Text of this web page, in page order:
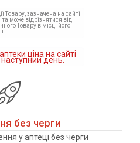
Товару, зазначена на сайті
може відрізнятися від
Товару в місці його
ціна на сайті
день.
без черги
у аптеці без черги